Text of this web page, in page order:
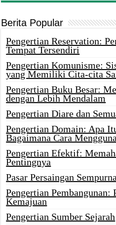
Berita Popular
Pengertian Reservation:
Tempat Tersendiri
Pengertian Komunisme:
yang Memiliki Cita-cita
Pengertian Buku Besar:
dengan Lebih Mendalam
Pengertian Diare dan
Pengertian Domain: Apa
Bagaimana Cara
Pengertian Efektif:
Pentingnya
Pasar Persaingan
Pengertian Pembangunan:
Kemajuan
Pengertian Sumber Sejarah